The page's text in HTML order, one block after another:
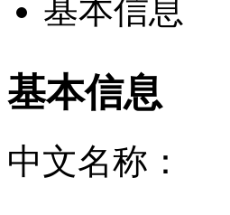
基本信息
基本信息
中文名称：